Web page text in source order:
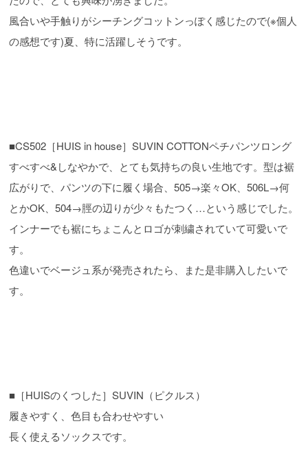
風合いや手触りがシーチングコットンっぽく感じたので(※個人
の感想です)夏、特に活躍しそうです。
■CS502［HUIS in house］SUVIN COTTONペチパンツロング
すべすべ&しなやかで、とても気持ちの良い生地です。型は裾
広がりで、パンツの下に履く場合、505→楽々OK、506L→何
とかOK、504→脛の辺りが少々もたつく…という感じでした。
インナーでも裾にちょこんとロゴが刺繍されていて可愛いで
す。
色違いでベージュ系が発売されたら、また是非購入したいで
す。
■［HUISのくつした］SUVIN（ピクルス）
履きやすく、色目も合わせやすい
長く使えるソックスです。